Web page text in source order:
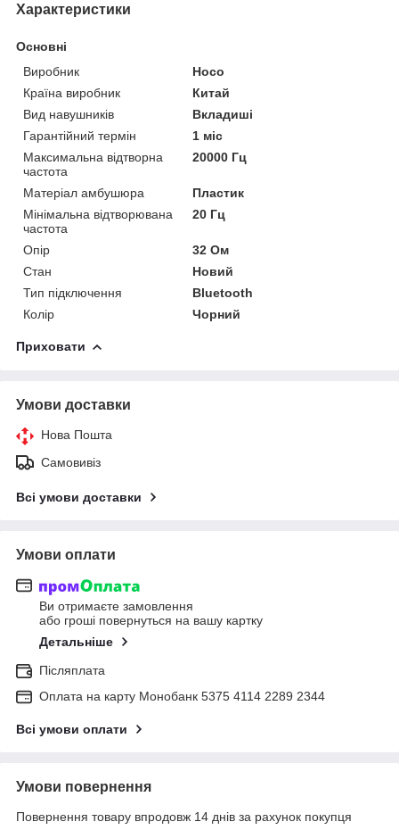
Характеристики
Основні
Виробник
Hoco
Країна виробник
Китай
Вид навушників
Вкладиші
Гарантійний термін
1 міс
Максимальна відтворна
частота
20000 Гц
Матеріал амбушюра
Пластик
Мінімальна відтворювана
частота
20 Гц
Опір
32 Ом
Стан
Новий
Тип підключення
Bluetooth
Колір
Чорний
Приховати
Умови доставки
Нова Пошта
Самовивіз
Всі умови доставки
Умови оплати
Ви отримаєте замовлення
або гроші повернуться на вашу картку
Детальніше
Післяплата
Оплата на карту Монобанк 5375 4114 2289 2344
Всі умови оплати
Умови повернення
Повернення товару впродовж 14 днів за рахунок покупця